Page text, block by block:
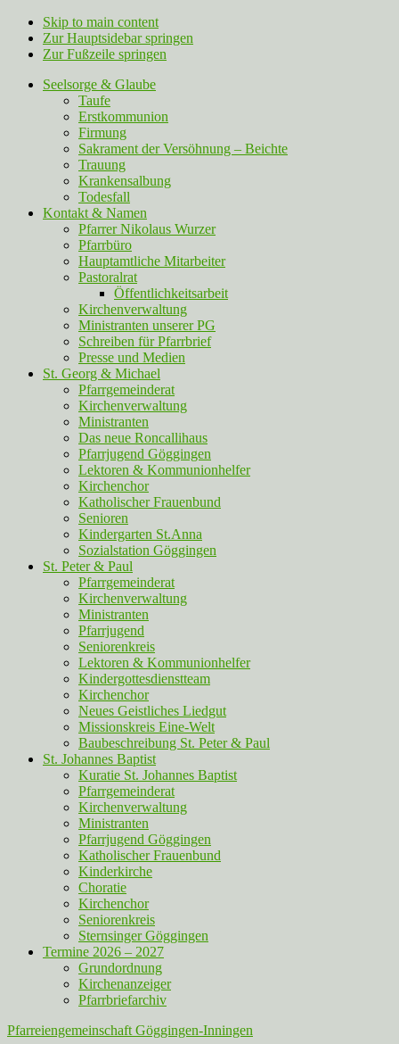
Skip to main content
Zur Hauptsidebar springen
Zur Fußzeile springen
Seelsorge & Glaube
Taufe
Erstkommunion
Firmung
Sakrament der Versöhnung – Beichte
Trauung
Krankensalbung
Todesfall
Kontakt & Namen
Pfarrer Nikolaus Wurzer
Pfarrbüro
Hauptamtliche Mitarbeiter
Pastoralrat
Öffentlichkeitsarbeit
Kirchenverwaltung
Ministranten unserer PG
Schreiben für Pfarrbrief
Presse und Medien
St. Georg & Michael
Pfarrgemeinderat
Kirchenverwaltung
Ministranten
Das neue Roncallihaus
Pfarrjugend Göggingen
Lektoren & Kommunionhelfer
Kirchenchor
Katholischer Frauenbund
Senioren
Kindergarten St.Anna
Sozialstation Göggingen
St. Peter & Paul
Pfarrgemeinderat
Kirchenverwaltung
Ministranten
Pfarrjugend
Seniorenkreis
Lektoren & Kommunionhelfer
Kindergottesdienstteam
Kirchenchor
Neues Geistliches Liedgut
Missionskreis Eine-Welt
Baubeschreibung St. Peter & Paul
St. Johannes Baptist
Kuratie St. Johannes Baptist
Pfarrgemeinderat
Kirchenverwaltung
Ministranten
Pfarrjugend Göggingen
Katholischer Frauenbund
Kinderkirche
Choratie
Kirchenchor
Seniorenkreis
Sternsinger Göggingen
Termine 2026 – 2027
Grundordnung
Kirchenanzeiger
Pfarrbriefarchiv
Pfarreiengemeinschaft Göggingen-Inningen